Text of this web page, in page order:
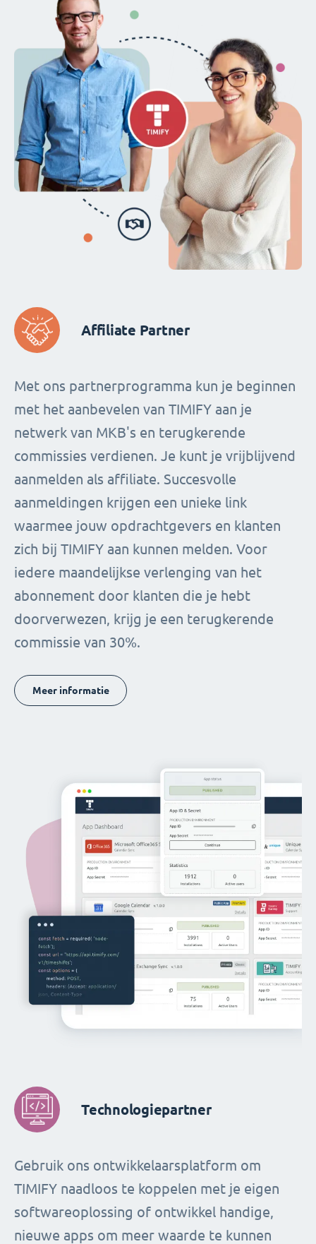
Affiliate Partner
Met ons partnerprogramma kun je beginnen
met het aanbevelen van TIMIFY aan je
netwerk van MKB's en terugkerende
commissies verdienen. Je kunt je vrijblijvend
aanmelden als affiliate. Succesvolle
aanmeldingen krijgen een unieke link
waarmee jouw opdrachtgevers en klanten
zich bij TIMIFY aan kunnen melden. Voor
iedere maandelijkse verlenging van het
abonnement door klanten die je hebt
doorverwezen, krijg je een terugkerende
commissie van 30%.
Meer informatie
Technologiepartner
Gebruik ons ​​ontwikkelaarsplatform om
TIMIFY naadloos te koppelen met je eigen
softwareoplossing of ontwikkel handige,
nieuwe apps om meer waarde te kunnen